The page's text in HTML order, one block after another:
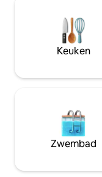
gevoeligheid voor lawaai.
HARDE
Airbnb🚨 voordat je
zeker van te zijn
niet-restitueerbaar
Keuken
Zwembad